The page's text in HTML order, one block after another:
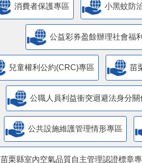
消費者保護專區 小黑蚊防
公益彩券盈餘辦理社會福
兒童權利公約(CRC)專區 苗
公職人員利益衝突迴避法身分關
​公共設施維護管理情形專區
苗栗縣室內空氣品質自主管理認證標章